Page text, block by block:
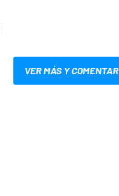
VER MÁS Y COMENTAR